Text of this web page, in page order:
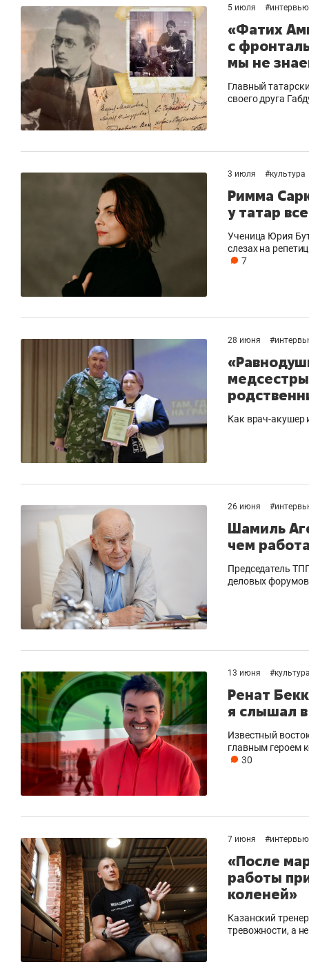
5 июля #интервью
«Фатих
с
мы не
Главный
своего друга
3 июля #культура
Римма
у татар
Ученица Юрия
слезах на
7
28 июня #
Как врач-акушер
26 июня #
Шамиль
чем
Председатель
деловых
13 июня #
Ренат
я слышал
Известный
главным героем
30
7 июня #интервью
«После
работы
коленей»
Казанский
тревожности, а